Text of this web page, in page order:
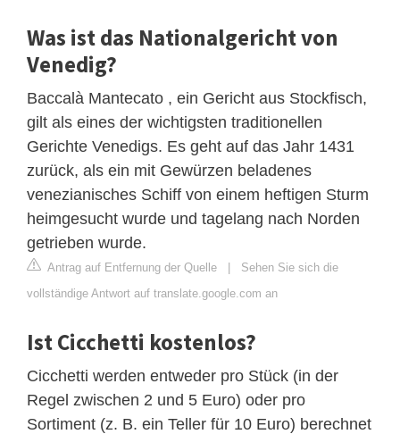
Was ist das Nationalgericht von
Venedig?
Baccalà Mantecato , ein Gericht aus Stockfisch,
gilt als eines der wichtigsten traditionellen
Gerichte Venedigs. Es geht auf das Jahr 1431
zurück, als ein mit Gewürzen beladenes
venezianisches Schiff von einem heftigen Sturm
heimgesucht wurde und tagelang nach Norden
getrieben wurde.
Antrag auf Entfernung der Quelle | Sehen Sie sich die
vollständige Antwort auf translate.google.com an
Ist Cicchetti kostenlos?
Cicchetti werden entweder pro Stück (in der
Regel zwischen 2 und 5 Euro) oder pro
Sortiment (z. B. ein Teller für 10 Euro) berechnet